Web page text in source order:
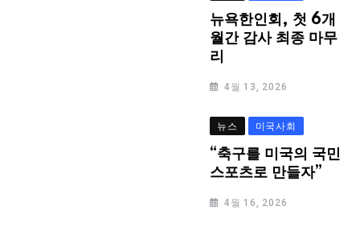
뉴욕한인회, 첫 6개
월간 감사 최종 마무
리
4월 13, 2026
뉴스 미국사회
“축구를 미국의 국민
스포츠로 만들자”
4월 16, 2026